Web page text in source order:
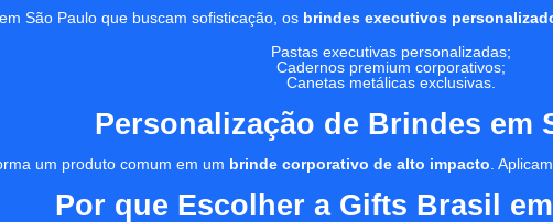
São Paulo que buscam sofisticação, os brindes executivos
Pastas executivas personalizadas;
Cadernos premium corporativos;
Canetas metálicas exclusivas.
Personalização de Brindes em
um produto comum em um brinde corporativo de alto impacto .
Por que Escolher a Gifts Brasil